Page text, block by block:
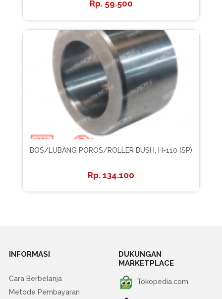
59.500
BOS/LUBANG POROS/ROLLER BUSH, H-110 (SP)
134.100
INFORMASI
Cara Berbelanja
Metode Pembayaran
DUKUNGAN
MARKETPLACE
Tokopedia.com